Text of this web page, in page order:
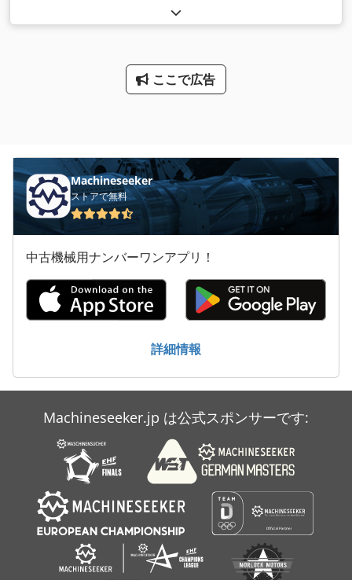
ここで広告
Machineseeker
ストアで無料
中古機械用ナンバーワンアプリ！
詳細情報
Machineseeker.jp は公式スポンサーです: